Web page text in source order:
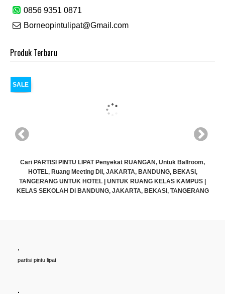
0856 9351 0871
Borneopintulipat@Gmail.com
Produk Terbaru
SALE
Cari PARTISI PINTU LIPAT Penyekat RUANGAN, Untuk Ballroom,
HOTEL, Ruang Meeting Dll, JAKARTA, BANDUNG, BEKASI,
TANGERANG UNTUK HOTEL | UNTUK RUANG KELAS KAMPUS |
KELAS SEKOLAH Di BANDUNG, JAKARTA, BEKASI, TANGERANG
.
partisi pintu lipat
.